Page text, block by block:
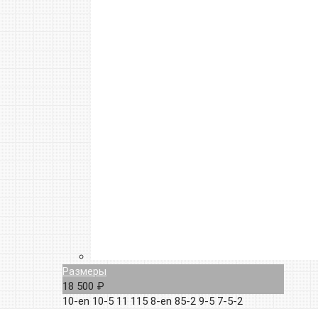
Размеры
18 500 ₽
10-en 10-5 11 115 8-en 85-2 9-5 7-5-2